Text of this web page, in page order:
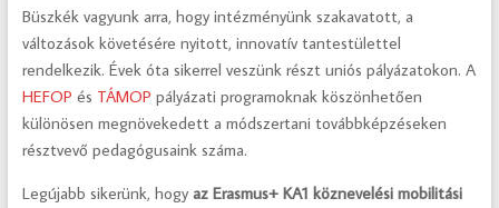
Büszkék vagyunk arra, hogy intézményünk szakavatott, a
változások követésére nyitott, innovatív tantestülettel
rendelkezik. Évek óta sikerrel veszünk részt uniós pályázatokon. A
HEFOP és TÁMOP pályázati programoknak köszönhetően
különösen megnövekedett a módszertani továbbképzéseken
résztvevő pedagógusaink száma.
Legújabb sikerünk, hogy az Erasmus+ KA1 köznevelési mobilitási